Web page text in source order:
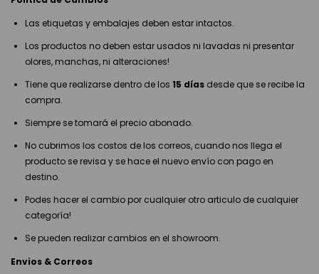
Las etiquetas y embalajes deben estar intactos.
Los productos no deben estar usados ni lavadas ni presentar
olores, manchas, ni alteraciones!
Tiene que realizarse dentro de los 15 días desde que se recibe la
compra.
Siempre se tomará el precio abonado.
No cubrimos los costos de los correos, cuando nos llega el
producto se revisa y se hace el nuevo envío con pago en
destino.
Podes hacer el cambio por cualquier otro articulo de cualquier
categoría!
Se pueden realizar cambios en el showroom.
Envios & Correos